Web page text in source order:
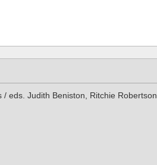
eds. Judith Beniston, Ritchie Robertson,